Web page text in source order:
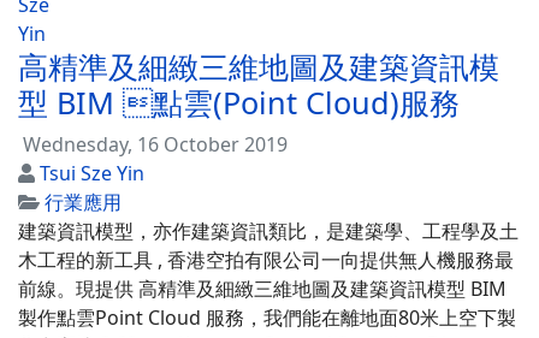
高精準及細緻三維地圖及建築資訊模
型 BIM 點雲(Point Cloud)服務
Wednesday, 16 October 2019
Tsui Sze Yin
行業應用
建築資訊模型，亦作建築資訊類比，是建築學、工程學及土
木工程的新工具 , 香港空拍有限公司一向提供無人機服務最
前線。現提供 高精準及細緻三維地圖及建築資訊模型 BIM
製作點雲Point Cloud 服務，我們能在離地面80米上空下製